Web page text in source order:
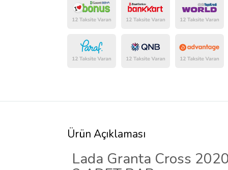
Ürün Açıklaması
Lada Granta Cross